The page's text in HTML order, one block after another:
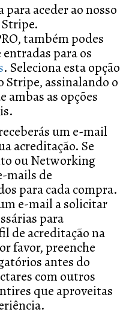
aceder ao nosso
também podes
para os
. Seleciona esta opção
Stripe, assinalando o
as opções
um e-mail
acreditação. Se
ou Networking
mails de
para cada compra.
e-mail a solicitar
para
de acreditação na
favor, preenche
antes do
com outros
que aproveitas